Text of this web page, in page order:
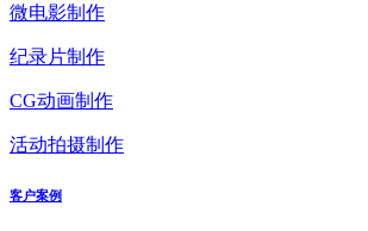
微电影制作
纪录片制作
CG动画制作
活动拍摄制作
客户案例